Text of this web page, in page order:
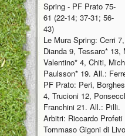
Spring - PF Prato 75-
61 (22-14; 37-31; 56-
43)
Le Mura Spring: Cerri
Dianda 9, Tessaro*
Valentino* 4, Chiti,
Paulsson* 19. All.:
PF Prato: Peri,
4, Trucioni 12,
Franchini 21. All.: Pilli.
Arbitri: Riccardo
Tommaso Gigoni di